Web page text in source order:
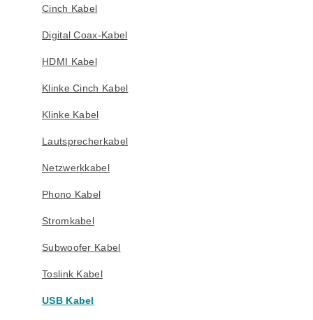
Cinch Kabel
Digital Coax-Kabel
HDMI Kabel
Klinke Cinch Kabel
Klinke Kabel
Lautsprecherkabel
Netzwerkkabel
Phono Kabel
Stromkabel
Subwoofer Kabel
Toslink Kabel
USB Kabel